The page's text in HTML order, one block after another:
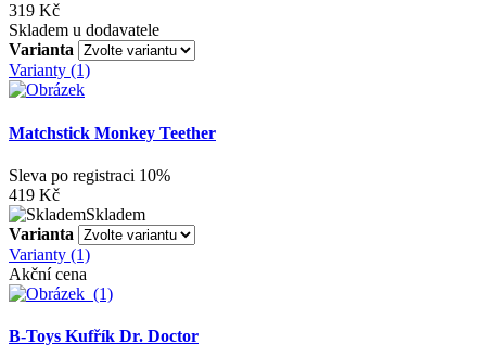
319 Kč
Skladem u dodavatele
Varianta
Varianty (1)
Matchstick Monkey Teether
Sleva po registraci 10%
419 Kč
Skladem
Varianta
Varianty (1)
Akční cena
B-Toys Kufřík Dr. Doctor